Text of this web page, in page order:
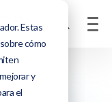
Estas
cómo
y
el